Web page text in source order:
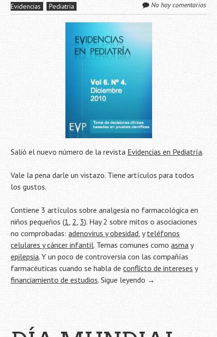
Evidencias
Pediatría No hay comentarios
Salió el nuevo número de la revista Evidencias en Pediatría.
Vale la pena darle un vistazo. Tiene artículos para todos
los gustos.
Contiene 3 artículos sobre analgesia no farmacológica en
niños pequeños (1 2 3). Hay 2 sobre mitos o asociaciones
no comprobadas:adenovirus y obesidad, yteléfonos
celulares y cáncer infantil. Temas comunes comoasma y
epilepsia. Y un poco de controversia con las compañías
farmacéuticas cuando se habla deconflicto de intereses y
financiamiento de estudios.Sigue leyendo →